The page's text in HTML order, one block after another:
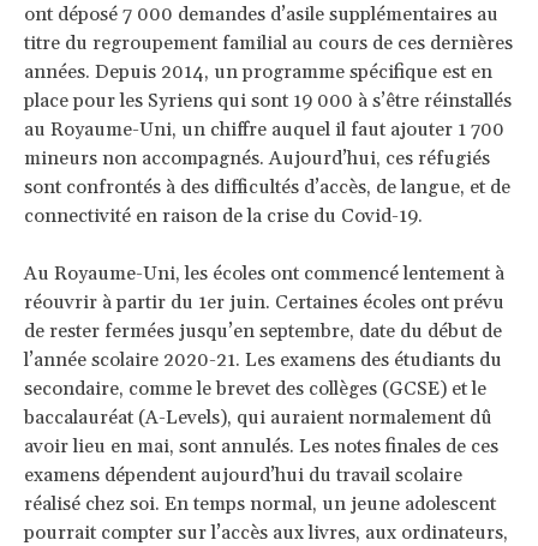
ont déposé 7 000 demandes d’asile supplémentaires au
titre du regroupement familial au cours de ces dernières
années. Depuis 2014, un programme spécifique est en
place pour les Syriens qui sont 19 000 à s’être réinstallés
au Royaume-Uni, un chiffre auquel il faut ajouter 1 700
mineurs non accompagnés. Aujourd’hui, ces réfugiés
sont confrontés à des difficultés d’accès, de langue, et de
connectivité en raison de la crise du Covid-19.
Au Royaume-Uni, les écoles ont commencé lentement à
réouvrir à partir du 1er juin. Certaines écoles ont prévu
de rester fermées jusqu’en septembre, date du début de
l’année scolaire 2020-21. Les examens des étudiants du
secondaire, comme le brevet des collèges (GCSE) et le
baccalauréat (A-Levels), qui auraient normalement dû
avoir lieu en mai, sont annulés. Les notes finales de ces
examens dépendent aujourd’hui du travail scolaire
réalisé chez soi. En temps normal, un jeune adolescent
pourrait compter sur l’accès aux livres, aux ordinateurs,